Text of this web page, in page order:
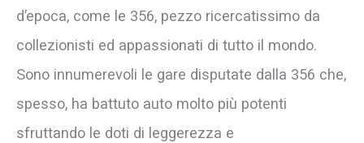
d’epoca, come le 356, pezzo ricercatissimo da
collezionisti ed appassionati di tutto il mondo.
Sono innumerevoli le gare disputate dalla 356 che,
spesso, ha battuto auto molto più potenti
sfruttando le doti di leggerezza e